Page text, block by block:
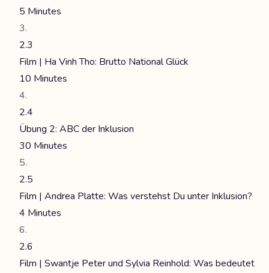
5 Minutes
2.3
Film | Ha Vinh Tho: Brutto National Glück
10 Minutes
2.4
Übung 2: ABC der Inklusion
30 Minutes
2.5
Film | Andrea Platte: Was verstehst Du unter Inklusion?
4 Minutes
2.6
Film | Swantje Peter und Sylvia Reinhold: Was bedeutet